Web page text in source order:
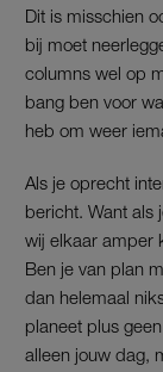
Dit is misschien
bij moet
columns wel op
bang ben voor
heb om weer
Als je oprecht
bericht. Want als
wij elkaar amper
Ben je van plan
dan helemaal
planeet plus
alleen jouw dag,